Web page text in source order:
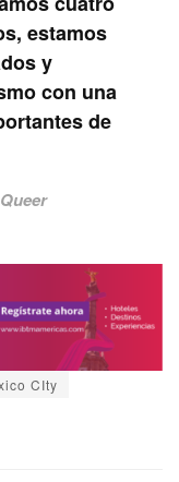
estamos
y
con una
de
CIty